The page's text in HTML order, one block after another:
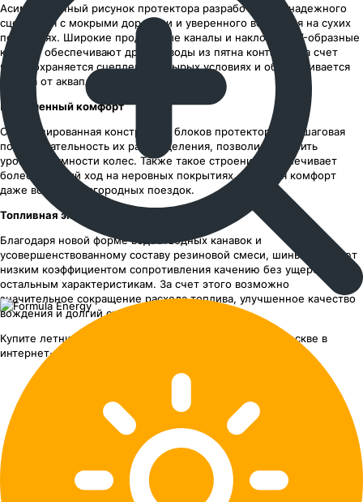
Асимметричный рисунок протектора разработан для надежного
сцепления с мокрыми дорогами и уверенного вождения на сухих
покрытиях. Широкие продольные каналы и наклонные V-образные
канавки обеспечивают дренаж воды из пятна контакта, за счет
чего сохраняется сцепление в сырых условиях и обеспечивается
защита от аквапланирования.
Повышенный комфорт
Оптимизированная конструкция блоков протектора и пошаговая
последовательность их распределения, позволили снизить
уровень шумности колес. Также такое строение обеспечивает
более плавный ход на неровных покрытиях, повышая комфорт
даже во время загородных поездок.
Топливная экономичность
Благодаря новой форме водоотводных канавок и
усовершенствованному составу резиновой смеси, шины обладают
низким коэффициентом сопротивления качению без ущерба
остальным характеристикам. За счет этого возможно
значительное сокращение расхода топлива, улучшенное качество
вождения и долгий срок службы.
Купите летние шины Formula Energy с доставкой по Москве в
интернет-магазине ШИНСЕРВИС.